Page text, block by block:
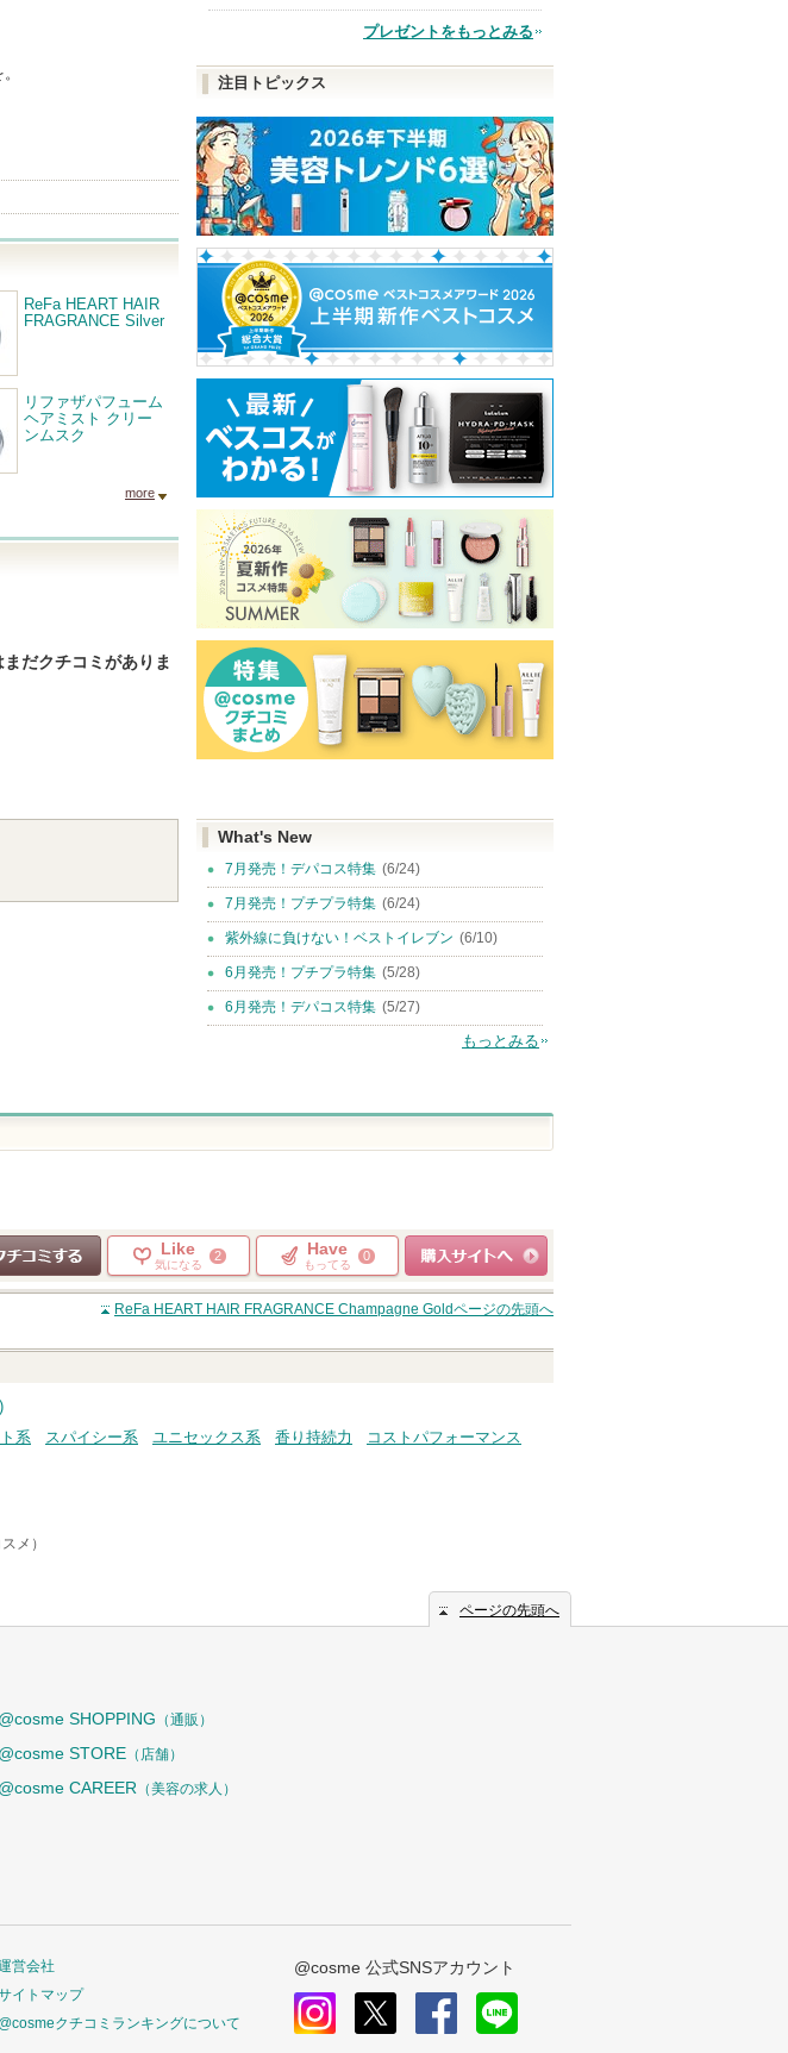
ReFa HEART HAIR
FRAGRANCE Silver
リファザパフューム
ヘアミスト クリー
ンムスク
more
だクチコミがありま
品
プレゼントをもっとみる
注目トピックス
What's New
7月発売！デパコス特集 (6/24)
7月発売！プチプラ特集 (6/24)
紫外線に負けない！ベストイレブン (6/10)
6月発売！プチプラ特集 (5/28)
6月発売！デパコス特集 (5/27)
もっとみる
クチコミする
Like
気になる
2 Have
もってる
0
ショッピングサイト
へ
ReFa HEART HAIR FRAGRANCE Champagne Goldページの先頭へ
系 スパイシー系 ユニセックス系 香り持続力
コストパフォーマンス
メ）
ページの先頭へ
@cosme SHOPPING （通販）
@cosme STORE （店舗）
@cosme CAREER （美容の求人）
営会社
イトマップ
@cosmeクチコミランキングについて
@cosme 公式SNSアカウント